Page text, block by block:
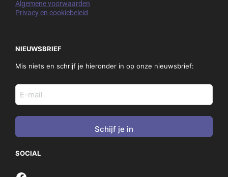
Algemene voorwaarden
Privacy en cookiebeleid
NIEUWSBRIEF
Mis niets en schrijf je hieronder in op onze nieuwsbrief:
E-
mail
adres
(Vereist)
SOCIAL